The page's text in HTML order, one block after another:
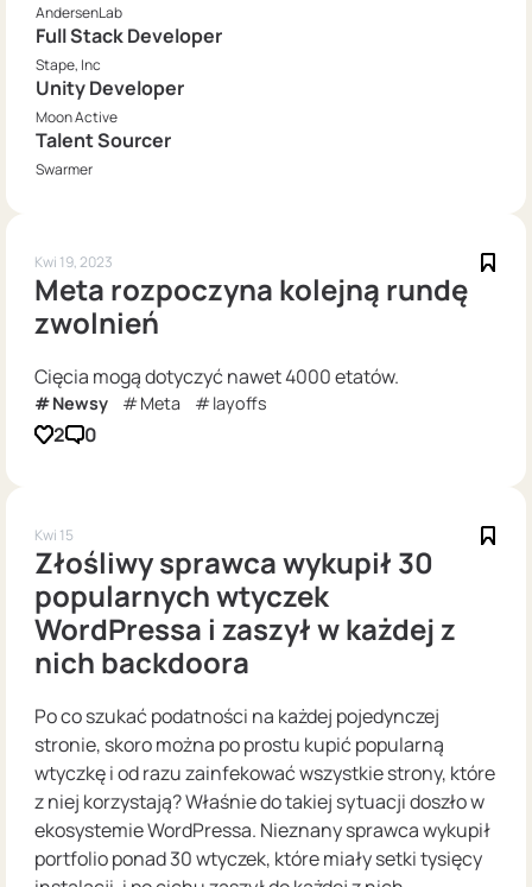
AndersenLab
Full Stack Developer
Stape, Inc
Unity Developer
Moon Active
Talent Sourcer
Swarmer
Kwi 19, 2023
Meta rozpoczyna kolejną rundę
zwolnień
Cięcia mogą dotyczyć nawet 4000 etatów.
Newsy Meta layoffs
2 0
Kwi 15
Złośliwy sprawca wykupił 30
popularnych wtyczek
WordPressa i zaszył w każdej z
nich backdoora
Po co szukać podatności na każdej pojedynczej
stronie, skoro można po prostu kupić popularną
wtyczkę i od razu zainfekować wszystkie strony, które
z niej korzystają? Właśnie do takiej sytuacji doszło w
ekosystemie WordPressa. Nieznany sprawca wykupił
portfolio ponad 30 wtyczek, które miały setki tysięcy